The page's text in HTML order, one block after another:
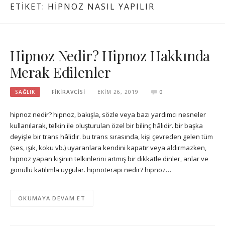
ETIKET: HIPNOZ NASIL YAPILIR
Hipnoz Nedir? Hipnoz Hakkında
Merak Edilenler
SAĞLIK FIKIRAVCISI EKIM 26, 2019 0
hipnoz nedir? hipnoz, bakışla, sözle veya bazı yardımcı nesneler
kullanılarak, telkin ile oluşturulan özel bir bilinç hâlidir. bir başka
deyişle bir trans hâlidir. bu trans sırasında, kişi çevreden gelen tüm
(ses, ışık, koku vb.) uyaranlara kendini kapatır veya aldırmazken,
hipnoz yapan kişinin telkinlerini artmış bir dikkatle dinler, anlar ve
gönüllü katılımla uygular. hipnoterapi nedir? hipnoz…
OKUMAYA DEVAM ET